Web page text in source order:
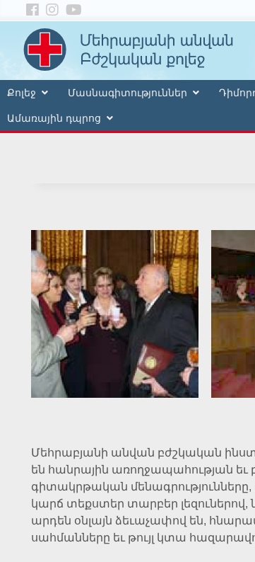
Քոլեջ Մասնագիտություններ
Ամառային դպրոց
Մեհրաբյանի անվան բժշկական
են հանրային առողջապահության
գիտակրթական
կարճ տեքստեր տարբեր
արդեն օնլայն ձեւաչափով են,
սահմանները եւ թույլ կտա